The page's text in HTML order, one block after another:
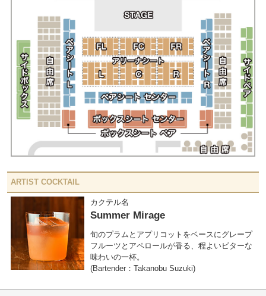
ARTIST COCKTAIL
カクテル名
Summer Mirage
旬のプラムとアプリコットをベースにグレープ
フルーツとアペロールが香る、程よいビターな
味わいの一杯。
(Bartender：Takanobu Suzuki)